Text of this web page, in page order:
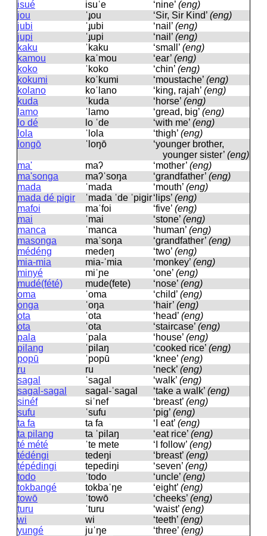
isué
isuˈe ‘nine’ (eng)
jou
ˈɟou ‘Sir, Sir Kind’ (eng)
jubi
ˈɟubi ‘nail’ (eng)
jupi
ˈɟupi ‘nail’ (eng)
kaku
ˈkaku ‘small’ (eng)
kamou
kaˈmou ‘ear’ (eng)
koko
ˈkoko ‘chin’ (eng)
kokumi
koˈkumi ‘moustache’ (eng)
kolano
koˈlano ‘king, rajah’ (eng)
kuda
ˈkuda ‘horse’ (eng)
lamo
ˈlamo ‘gread, big’ (eng)
lo dé
lo ˈde ‘with me’ (eng)
lola
ˈlola ‘thigh’ (eng)
longō
ˈloŋō
‘younger brother,
younger sister’ (eng)
ma'
maʔ ‘mother’ (eng)
ma'songa
maʔˈsoŋa ‘grandfather’ (eng)
mada
ˈmada ‘mouth’ (eng)
mada dé pigir
ˈmada ˈde ˈpiɡir‘lips’ (eng)
mafoi
maˈfoi ‘five’ (eng)
mai
ˈmai ‘stone’ (eng)
manca
ˈmanca ‘human’ (eng)
masonga
maˈsoŋa ‘grandfather’ (eng)
médéng
medeŋ ‘two’ (eng)
mia-mia
mia-ˈmia ‘monkey’ (eng)
minyé
miˈɲe ‘one’ (eng)
mudé(fété)
mude(fete) ‘nose’ (eng)
oma
ˈoma ‘child’ (eng)
onga
ˈoŋa ‘hair’ (eng)
ota
ˈota ‘head’ (eng)
ota
ˈota ‘staircase’ (eng)
pala
ˈpala ‘house’ (eng)
pilang
ˈpilaŋ ‘cooked rice’ (eng)
popū
ˈpopū ‘knee’ (eng)
ru
ru ‘neck’ (eng)
sagal
ˈsaɡal ‘walk’ (eng)
sagal-sagal
saɡal-ˈsaɡal ‘take a walk’ (eng)
sinéf
siˈnef ‘breast’ (eng)
sufu
ˈsufu ‘pig’ (eng)
ta fa
ta fa ‘I eat’ (eng)
ta pilang
ta ˈpilaŋ ‘eat rice’ (eng)
té mété
ˈte mete ‘I follow’ (eng)
tédéngi
tedeŋi ‘breast’ (eng)
tépédingi
tepediŋi ‘seven’ (eng)
todo
ˈtodo ‘uncle’ (eng)
tokbangé
tokbaˈŋe ‘eight’ (eng)
towō
ˈtowō ‘cheeks’ (eng)
turu
ˈturu ‘waist’ (eng)
wi
wi ‘teeth’ (eng)
yungé
juˈŋe ‘three’ (eng)